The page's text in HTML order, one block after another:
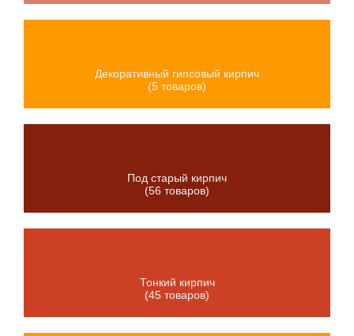
Декоративный гипсовый кирпич
(5 товаров)
Под старый кирпич
(56 товаров)
Тонкий кирпич
(45 товаров)